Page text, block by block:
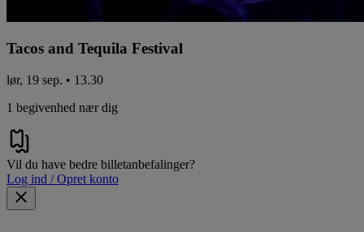
Tacos and Tequila Festival
lør, 19 sep. • 13.30
1 begivenhed nær dig
Vil du have bedre billetanbefalinger?
Log ind / Opret konto